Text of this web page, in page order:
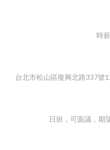
時
台北市松山區復興北路337號
日班，可面議，期